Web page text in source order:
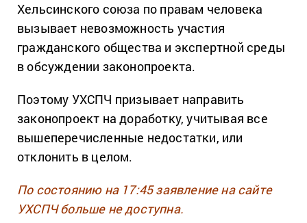
Хельсинского союза по правам человека
вызывает невозможность участия
гражданского общества и экспертной среды
в обсуждении законопроекта.
Поэтому УХСПЧ призывает направить
законопроект на доработку, учитывая все
вышеперечисленные недостатки, или
отклонить в целом.
По состоянию на 17:45 заявление на сайте
УХСПЧ больше не доступна.